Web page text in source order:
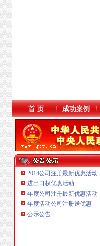
本站导航
首 页 成功案例
2014公司注册最新优惠活动
进出口权优惠活动
年度公司注册最新优惠活动
年度活动公司注册送优惠
公示公告